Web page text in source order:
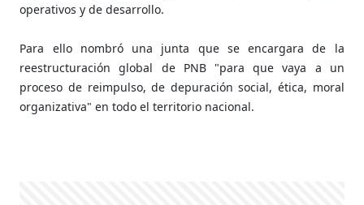
operativos y de desarrollo.
Para ello nombró una junta que se encargara de la
reestructuración global de PNB "para que vaya a un
proceso de reimpulso, de depuración social, ética, moral
organizativa" en todo el territorio nacional.